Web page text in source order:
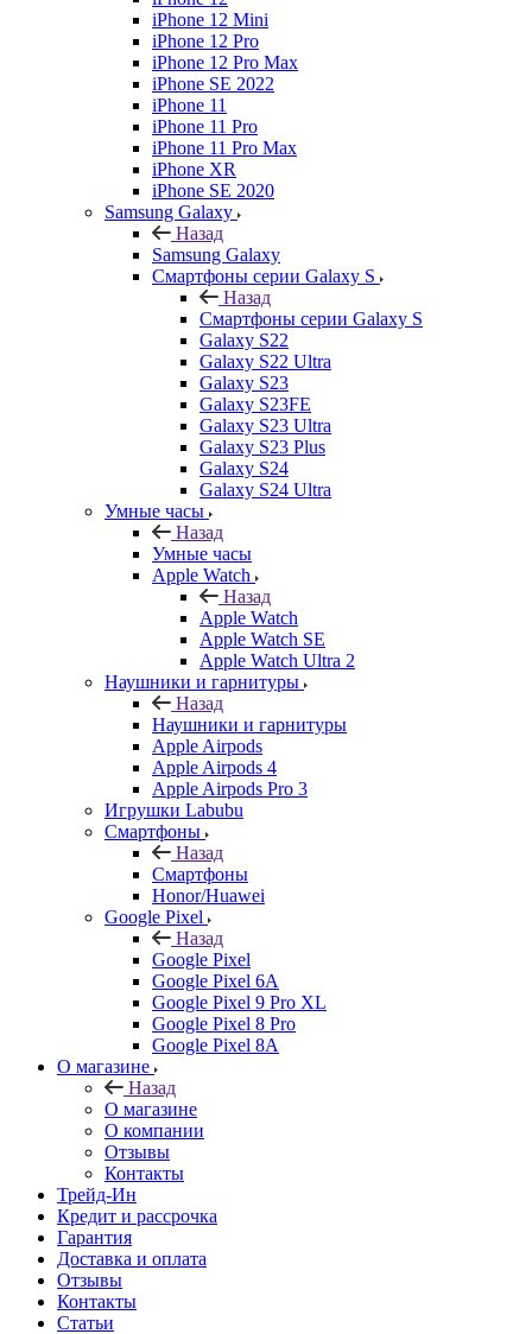
iPhone 12 Mini
iPhone 12 Pro
iPhone 12 Pro Max
iPhone SE 2022
iPhone 11
iPhone 11 Pro
iPhone 11 Pro Max
iPhone XR
iPhone SE 2020
Samsung Galaxy
Назад
Samsung Galaxy
Смартфоны серии Galaxy S
Назад
Смартфоны серии Galaxy S
Galaxy S22
Galaxy S22 Ultra
Galaxy S23
Galaxy S23FE
Galaxy S23 Ultra
Galaxy S23 Plus
Galaxy S24
Galaxy S24 Ultra
Умные часы
Назад
Умные часы
Apple Watch
Назад
Apple Watch
Apple Watch SE
Apple Watch Ultra 2
Наушники и гарнитуры
Назад
Наушники и гарнитуры
Apple Airpods
Apple Airpods 4
Apple Airpods Pro 3
Игрушки Labubu
Смартфоны
Назад
Смартфоны
Honor/Huawei
Google Pixel
Назад
Google Pixel
Google Pixel 6A
Google Pixel 9 Pro XL
Google Pixel 8 Pro
Google Pixel 8A
О магазине
Назад
О магазине
О компании
Отзывы
Контакты
Трейд-Ин
Кредит и рассрочка
Гарантия
Доставка и оплата
Отзывы
Контакты
Статьи